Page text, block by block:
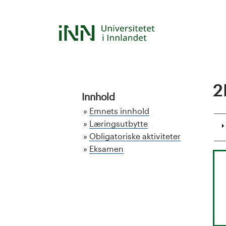
S
Innhold
Emnets innhold
Læringsutbytte
Obligatoriske aktiviteter
Eksamen